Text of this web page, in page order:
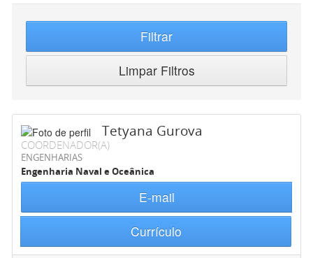
Filtrar
Limpar Filtros
Tetyana Gurova
COORDENADOR(A)
ENGENHARIAS
Engenharia Naval e Oceânica
E-mail
Currículo